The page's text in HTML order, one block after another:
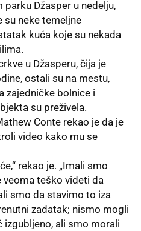
Džasper u nedelju,
su neke temeljne
kuća koje su nekada
u Džasperu, čija je
ostali su na mestu,
zajedničke bolnice i
su preživela.
Conte rekao je da je
video kako mu se
rekao je. „Imali smo
teško videti da
smo da stavimo to iza
zadatak; nismo mogli
ali smo morali